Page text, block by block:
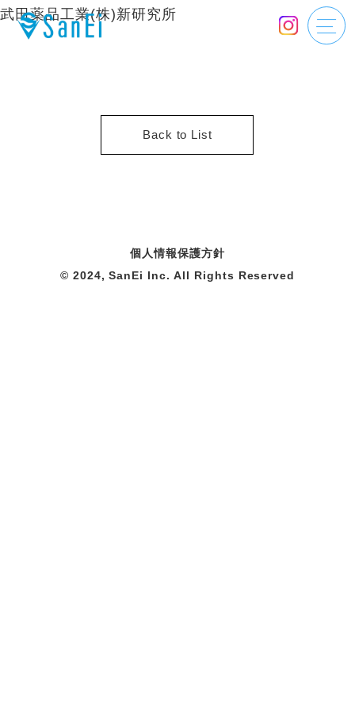
武田薬品工業(株)新研究所
Back to List
個人情報保護方針
© 2024, SanEi Inc. All Rights Reserved